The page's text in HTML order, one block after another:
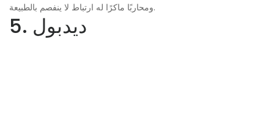
ومحاربًا ماكرًا له ارتباط لا ينفصم بالطبيعة.
5. ديدبول